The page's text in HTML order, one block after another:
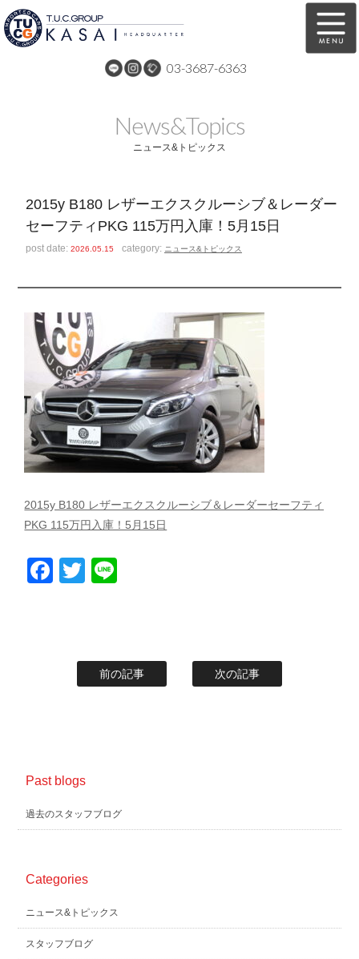
03-3687-6363
全国納車 特別作業
注文販売
スタッフ紹介 リクルート
お問い合わせ
スタッフblog 納車blog
ホーム T.U.C.GROUP
News&Topics
ニュース&トピックス
2015y B180 レザーエクスクルーシブ＆レーダー
セーフティPKG 115万円入庫！5月15日
post date:2026.05.15 category: ニュース&トピックス
2015y B180 レザーエクスクルーシブ＆レーダーセーフティ
PKG 115万円入庫！5月15日
Facebook
Twitter
前の記事 次の記事
Past blogs
過去のスタッフブログ
Categories
ニュース&トピックス
スタッフブログ